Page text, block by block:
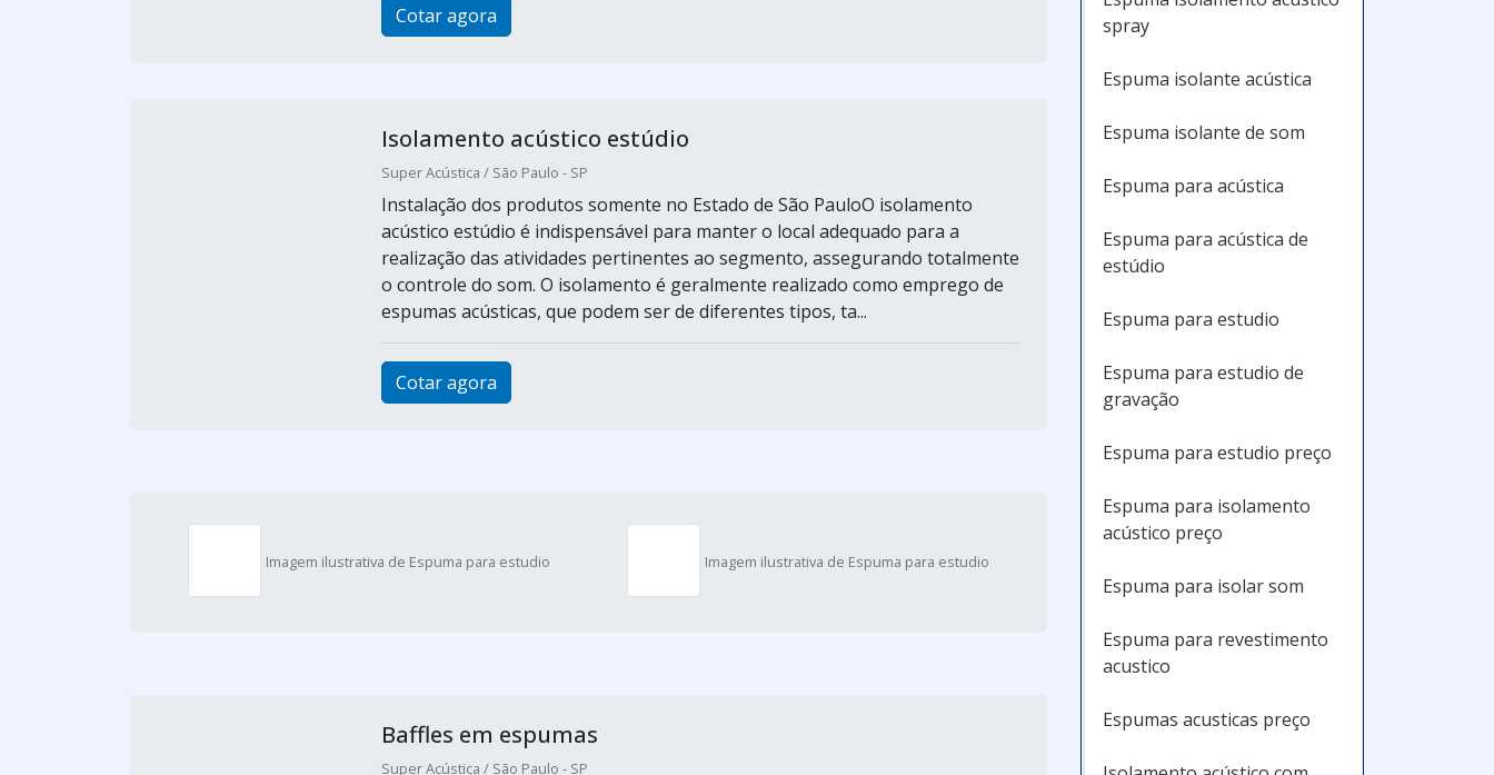
Cotar agora
Isolamento acústico estúdio
Super Acústica / São Paulo - SP
Instalação dos produtos somente no Estado de São PauloO isolamento
acústico estúdio é indispensável para manter o local adequado para a
realização das atividades pertinentes ao segmento, assegurando totalmente
o controle do som. O isolamento é geralmente realizado como emprego de
espumas acústicas, que podem ser de diferentes tipos, ta...
Cotar agora
Imagem ilustrativa de Espuma para estudio Imagem ilustrativa de Espuma para estudio
Baffles em espumas
Super Acústica / São Paulo - SP
spray
Espuma isolante acústica
Espuma isolante de som
Espuma para acústica
Espuma para acústica de
estúdio
Espuma para estudio
Espuma para estudio de
gravação
Espuma para estudio preço
Espuma para isolamento
acústico preço
Espuma para isolar som
Espuma para revestimento
acustico
Espumas acusticas preço